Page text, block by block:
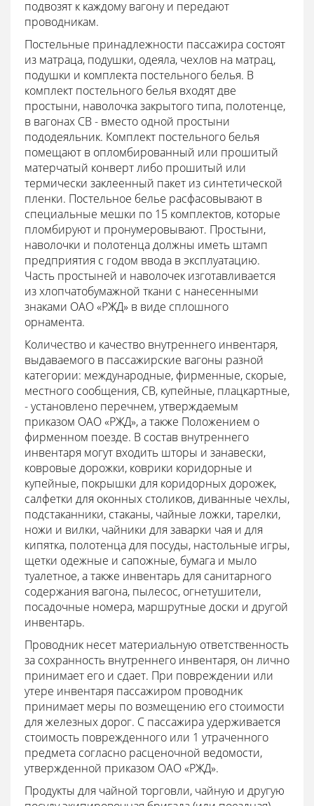
подвозят к каждому вагону и передают
проводникам.
Постельные принадлежности пассажира состоят
из матраца, подушки, одеяла, чехлов на матрац,
подушки и комплекта постельного белья. В
комплект постельного белья входят две
простыни, наволочка закрытого типа, полотенце,
в вагонах СВ - вместо одной простыни
пододеяльник. Комплект постельного белья
помещают в опломбированный или прошитый
матерчатый конверт либо прошитый или
термически заклеенный пакет из синтетической
пленки. Постельное белье расфасовывают в
специальные мешки по 15 комплектов, которые
пломбируют и пронумеровывают. Простыни,
наволочки и полотенца должны иметь штамп
предприятия с годом ввода в эксплуатацию.
Часть простыней и наволочек изготавливается
из хлопчатобумажной ткани с нанесенными
знаками ОАО «РЖД» в виде сплошного
орнамента.
Количество и качество внутреннего инвентаря,
выдаваемого в пассажирские вагоны разной
категории: международные, фирменные, скорые,
местного сообщения, СВ, купейные, плацкартные,
- установлено перечнем, утверждаемым
приказом ОАО «РЖД», а также Положением о
фирменном поезде. В состав внутреннего
инвентаря могут входить шторы и занавески,
ковровые дорожки, коврики коридорные и
купейные, покрышки для коридорных дорожек,
салфетки для оконных столиков, диванные чехлы,
подстаканники, стаканы, чайные ложки, тарелки,
ножи и вилки, чайники для заварки чая и для
кипятка, полотенца для посуды, настольные игры,
щетки одежные и сапожные, бумага и мыло
туалетное, а также инвентарь для санитарного
содержания вагона, пылесос, огнетушители,
посадочные номера, маршрутные доски и другой
инвентарь.
Проводник несет материальную ответственность
за сохранность внутреннего инвентаря, он лично
принимает его и сдает. При повреждении или
утере инвентаря пассажиром проводник
принимает меры по возмещению его стоимости
для железных дорог. С пассажира удерживается
стоимость поврежденного или 1 утраченного
предмета согласно расценочной ведомости,
утвержденной приказом ОАО «РЖД».
Продукты для чайной торговли, чайную и другую